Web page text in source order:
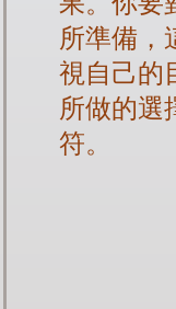
所準備，
視自己的
所做的選
符。